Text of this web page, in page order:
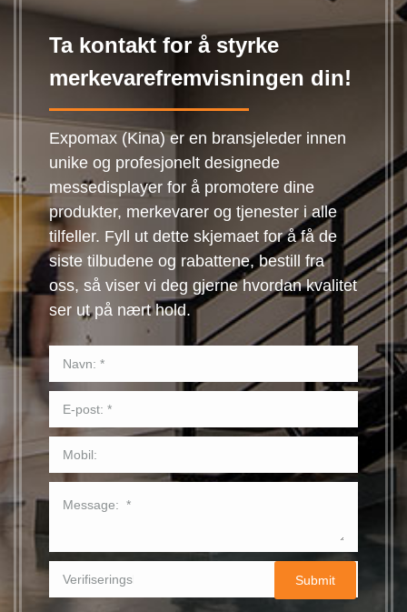
Ta kontakt for å styrke
merkevarefremvisningen din!
Expomax (Kina) er en bransjeleder innen
unike og profesjonelt designede
messedisplayer for å promotere dine
produkter, merkevarer og tjenester i alle
tilfeller. Fyll ut dette skjemaet for å få de
siste tilbudene og rabattene, bestill fra
oss, så viser vi deg gjerne hvordan kvalitet
ser ut på nært hold.